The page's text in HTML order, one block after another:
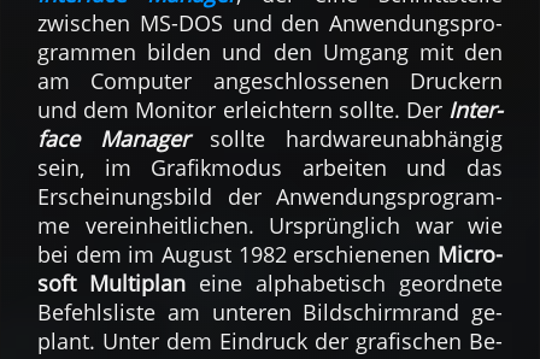
zwischen MS-DOS und den An­wen­dungs­pro­
gram­men bil­den und den Umg­ang mit den
am Com­puter ange­schlos­senen Druckern
und dem Mo­nitor er­leich­tern sollte. Der Inter­
face Managersollte hard­ware­un­ab­hän­gig
sein, im Grafik­modus arbei­ten und das
Erschei­nungs­bild der An­wendungs­pro­gram­
me verein­heit­lichen. Ur­sprüng­lich war wie
bei dem im Au­gust 1982 er­schie­nenen Micro­
soft Multi­plan eine alpha­be­tisch ge­ord­nete
Be­fehls­liste am un­te­ren Bild­schirm­rand ge­
plant. Unter dem Ein­druck der gra­fischen Be­